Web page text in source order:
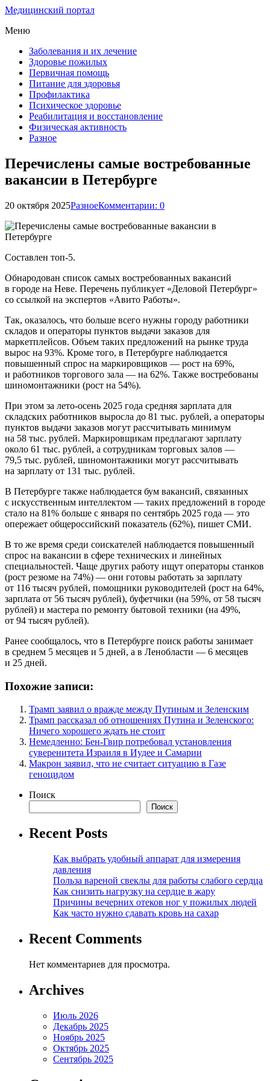
Медицинский портал
Меню
Заболевания и их лечение
Здоровье пожилых
Первичная помощь
Питание для здоровья
Профилактика
Психическое здоровье
Реабилитация и восстановление
Физическая активность
Разное
Перечислены самые востребованные
вакансии в Петербурге
20 октября 2025РазноеКомментарии: 0
Составлен топ-5.
Обнародован список самых востребованных вакансий
в городе на Неве. Перечень публикует «Деловой Петербург»
со ссылкой на экспертов «Авито Работы».
Так, оказалось, что больше всего нужны городу работники
складов и операторы пунктов выдачи заказов для
маркетплейсов. Объем таких предложений на рынке труда
вырос на 93%. Кроме того, в Петербурге наблюдается
повышенный спрос на маркировщиков — рост на 69%,
и работников торгового зала — на 62%. Также востребованы
шиномонтажники (рост на 54%).
При этом за лето-осень 2025 года средняя зарплата для
складских работников выросла до 81 тыс. рублей, а операторы
пунктов выдачи заказов могут рассчитывать минимум
на 58 тыс. рублей. Маркировщикам предлагают зарплату
около 61 тыс. рублей, а сотрудникам торговых залов —
79,5 тыс. рублей, шиномонтажники могут рассчитывать
на зарплату от 131 тыс. рублей.
В Петербурге также наблюдается бум вакансий, связанных
с искусственным интеллектом — таких предложений в городе
стало на 81% больше с января по сентябрь 2025 года — это
опережает общероссийский показатель (62%), пишет СМИ.
В то же время среди соискателей наблюдается повышенный
спрос на вакансии в сфере технических и линейных
специальностей. Чаще других работу ищут операторы станков
(рост резюме на 74%) — они готовы работать за зарплату
от 116 тысяч рублей, помощники руководителей (рост на 64%,
зарплата от 56 тысяч рублей), буфетчики (на 59%, от 58 тысяч
рублей) и мастера по ремонту бытовой техники (на 49%,
от 94 тысяч рублей).
Ранее сообщалось, что в Петербурге поиск работы занимает
в среднем 5 месяцев и 5 дней, а в Ленобласти — 6 месяцев
и 25 дней.
Похожие записи:
Трамп заявил о вражде между Путиным и Зеленским
Трамп рассказал об отношениях Путина и Зеленского:
Ничего хорошего ждать не стоит
Немедленно: Бен-Гвир потребовал установления
суверенитета Израиля в Иудее и Самарии
Макрон заявил, что не считает ситуацию в Газе
геноцидом
Поиск
Поиск
Recent Posts
Как выбрать удобный аппарат для измерения
давления
Польза вареной свеклы для работы слабого сердца
Как снизить нагрузку на сердце в жару
Причины вечерних отеков ног у пожилых людей
Как часто нужно сдавать кровь на сахар
Recent Comments
Нет комментариев для просмотра.
Archives
Июль 2026
Декабрь 2025
Ноябрь 2025
Октябрь 2025
Сентябрь 2025